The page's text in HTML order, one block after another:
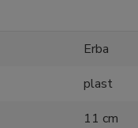
Erba
plast
11 cm